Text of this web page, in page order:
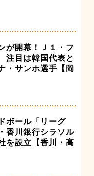
が開幕！Ｊ１・フ
注目は韓国代表と
・サンホ選手【岡
ボール「リーグ
香川銀行シラソル
を設立【香川・高